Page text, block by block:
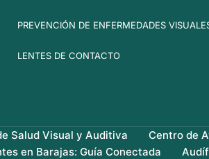
PREVENCIÓN DE ENFERMEDADES
LENTES DE CONTACTO
Salud Visual y Auditiva
Centro de
en Barajas: Guía Conectada